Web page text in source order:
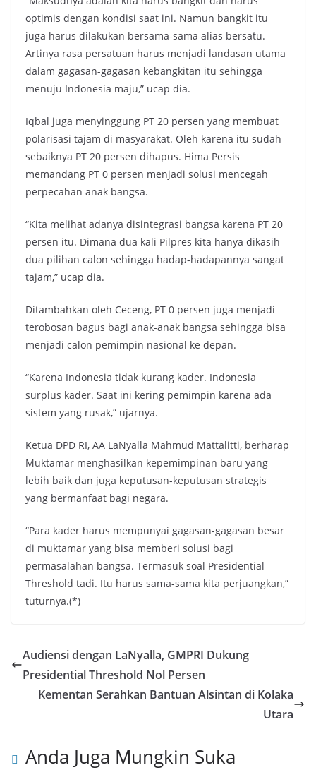
optimis dengan kondisi saat ini. Namun bangkit itu
juga harus dilakukan bersama-sama alias bersatu.
Artinya rasa persatuan harus menjadi landasan utama
dalam gagasan-gagasan kebangkitan itu sehingga
menuju Indonesia maju,” ucap dia.
Iqbal juga menyinggung PT 20 persen yang membuat
polarisasi tajam di masyarakat. Oleh karena itu sudah
sebaiknya PT 20 persen dihapus. Hima Persis
memandang PT 0 persen menjadi solusi mencegah
perpecahan anak bangsa.
“Kita melihat adanya disintegrasi bangsa karena PT 20
persen itu. Dimana dua kali Pilpres kita hanya dikasih
dua pilihan calon sehingga hadap-hadapannya sangat
tajam,” ucap dia.
Ditambahkan oleh Ceceng, PT 0 persen juga menjadi
terobosan bagus bagi anak-anak bangsa sehingga bisa
menjadi calon pemimpin nasional ke depan.
“Karena Indonesia tidak kurang kader. Indonesia
surplus kader. Saat ini kering pemimpin karena ada
sistem yang rusak,” ujarnya.
Ketua DPD RI, AA LaNyalla Mahmud Mattalitti, berharap
Muktamar menghasilkan kepemimpinan baru yang
lebih baik dan juga keputusan-keputusan strategis
yang bermanfaat bagi negara.
“Para kader harus mempunyai gagasan-gagasan besar
di muktamar yang bisa memberi solusi bagi
permasalahan bangsa. Termasuk soal Presidential
Threshold tadi. Itu harus sama-sama kita perjuangkan,”
tuturnya.(*)
Audiensi dengan LaNyalla, GMPRI Dukung
Presidential Threshold Nol Persen
Kementan Serahkan Bantuan Alsintan di Kolaka
Utara
Anda Juga Mungkin Suka